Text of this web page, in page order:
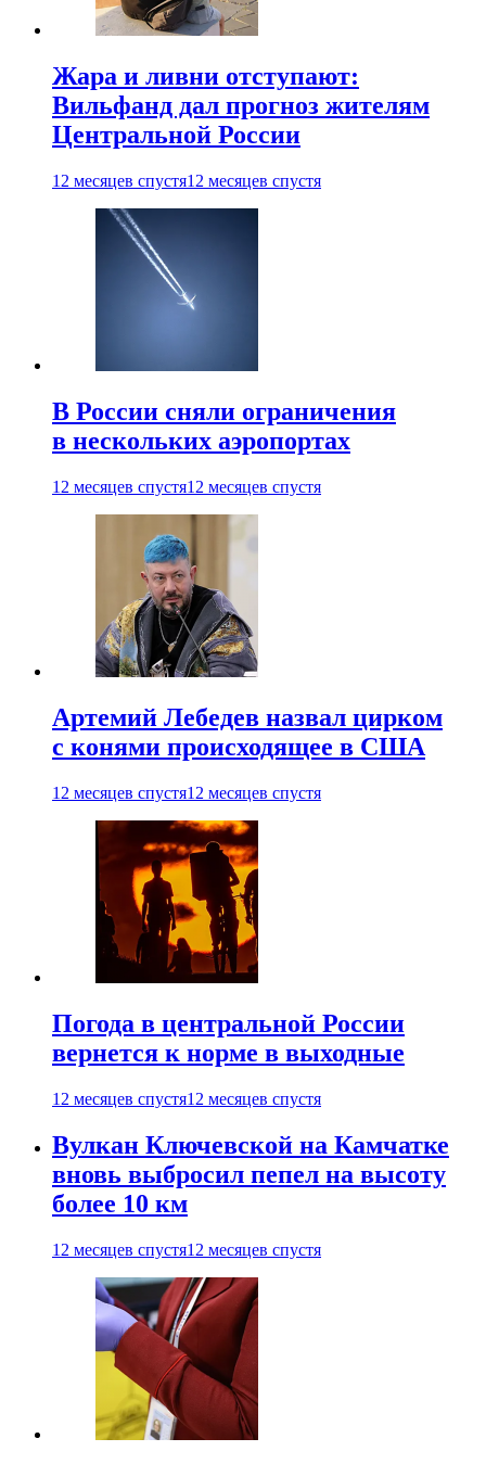
Жара и ливни отступают:
Вильфанд дал прогноз жителям
Центральной России
12 месяцев спустя12 месяцев спустя
В России сняли ограничения
в нескольких аэропортах
12 месяцев спустя12 месяцев спустя
Артемий Лебедев назвал цирком
с конями происходящее в США
12 месяцев спустя12 месяцев спустя
Погода в центральной России
вернется к норме в выходные
12 месяцев спустя12 месяцев спустя
Вулкан Ключевской на Камчатке
вновь выбросил пепел на высоту
более 10 км
12 месяцев спустя12 месяцев спустя